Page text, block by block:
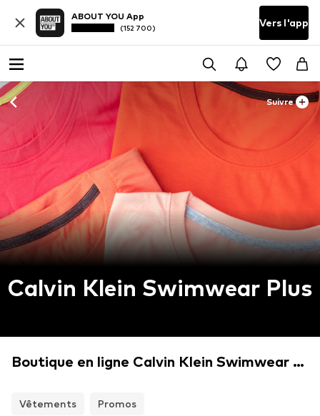
ABOUT YOU App
(152 700) Vers l'app
Suivre
Calvin Klein Swimwear Plus
Boutique en ligne Calvin Klein Swimwear Plus
Vêtements Promos